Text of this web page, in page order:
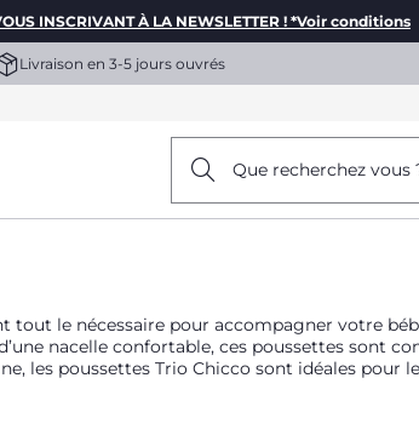
INSCRIVANT À LA NEWSLETTER ! *Voir conditions
Livraison en 3-5 jours ouvrés
Que recherchez vous
le nécessaire pour accompagner votre
nacelle confortable, ces poussettes
les poussettes Trio Chicco sont idéales
un gain de place et une simplicité d’utilisation